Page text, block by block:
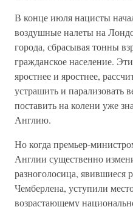
В конце июля нацисты
воздушные налеты на
города, сбрасывая тонны
гражданское население.
яростнее и яростнее,
устрашить и парализовать
поставить на колени уже
Англию.
Но когда премьер-
Англии существенно
разноголосица, явившиеся
Чемберлена, уступили
возрастающему